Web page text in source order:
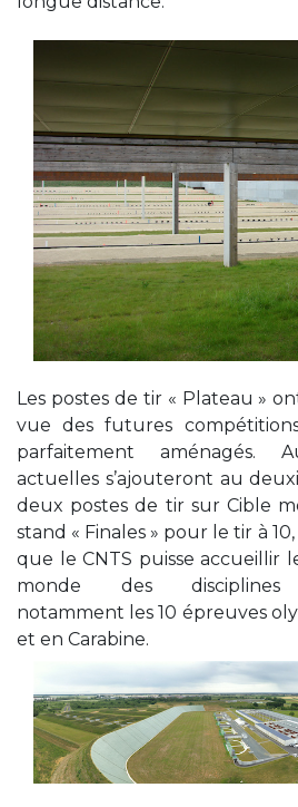
Les postes de tir « Plateau »
vue des futures
parfaitement aménagés.
actuelles s’ajouteront au
deux postes de tir sur Cible
stand « Finales » pour le tir à
que le CNTS puisse accueillir
monde des disciplines
notamment les 10 épreuves
et en Carabine.